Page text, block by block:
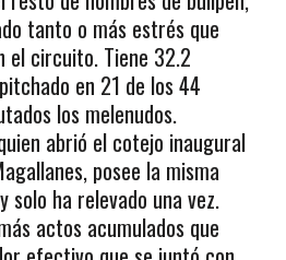
tanto o más estrés que
el circuito. Tiene 32.2
en 21 de los 44
los melenudos.
abrió el cotejo inaugural
posee la misma
solo ha relevado una vez.
actos acumulados que